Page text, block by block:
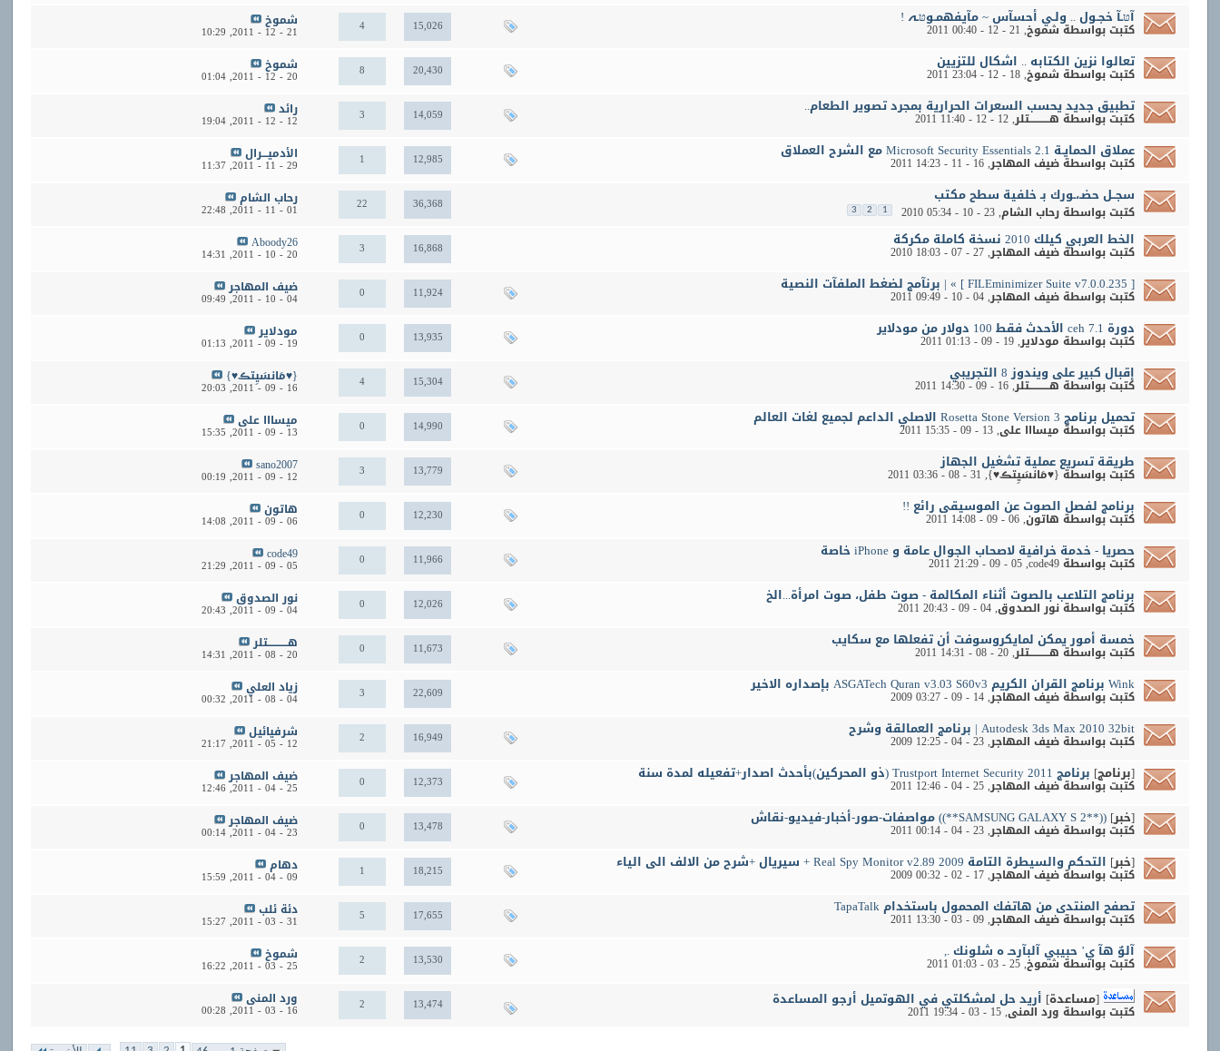
آטּـآ خجـول .. ولـي أحسآس ~ مآيفهمـوטּـﮧ !
كتبت بواسطةشموخ‏, 21 - 12 - 2011 00:40
4 15,026 شموخ
21 - 12 - 2011,
10:29
تعالوا نزين الكتابه .. اشكال للتزيين
كتبت بواسطة شموخ‏, 18 - 12 - 2011 23:04
8 20,430 شموخ
20 - 12 - 2011,
01:04
تطبيق جديد يحسب السعرات الحرارية بمجرد تصوير الطعام..
كتبت بواسطةهـــــــــــتلر‏, 12 - 12 - 2011 11:40
3 14,059 رائد
12 - 12 - 2011,
19:04
عملاق الحمايـة Microsoft Security Essentials 2.1 مع الشرح العملاق
كتبت بواسطةضيف المهاجر‏, 16 - 11 - 2011 14:23
1 12,985 الأدميـــرال
29 - 11 - 2011,
11:37
سجــل حضـ،ـورك بـ خلفية سطح مكتب
كتبت بواسطةرحاب الشام‏, 23 - 10 - 2010 05:34
1
2
3
22 36,368 رحاب الشام
01 - 11 - 2011,
22:48
الخط العربي كيلك 2010 نسخة كاملة مكركة
كتبت بواسطةضيف المهاجر‏, 27 - 07 - 2010 18:03
3 16,868
Aboody26
20 - 10 - 2011,
14:31
[ FILEminimizer Suite v7.0.0.235 ] » | برنآمج لضغط الملفآت النصية
كتبت بواسطةضيف المهاجر‏, 04 - 10 - 2011 09:49
0 11,924 ضيف المهاجر
04 - 10 - 2011,
09:49
دورة ceh 7.1 الأحدث فقط 100 دولار من مودلاير
كتبت بواسطة مودلاير‏, 19 - 09 - 2011 01:13
0 13,935 مودلاير
19 - 09 - 2011,
01:13
إقبال كبير على ويندوز 8 التجريبي
كتبت بواسطةهـــــــــــتلر‏, 16 - 09 - 2011 14:30
4 15,304 {♥مَانسَيِتڪ♥}
16 - 09 - 2011,
20:03
تحميل برنامج Rosetta Stone Version 3 الاصلي الداعم لجميع لغات العالم
كتبت بواسطة ميسااا على‏, 13 - 09 - 2011 15:35
0 14,990 ميسااا على
13 - 09 - 2011,
15:35
طريقة تسريع عملية تشغيل الجهاز
كتبت بواسطة{♥مَانسَيِتڪ♥}‏, 31 - 08 - 2011 03:36
3 13,779
sano2007
12 - 09 - 2011,
00:19
برنامج لفصل الصوت عن الموسيقى رائع !!
كتبت بواسطة هاتون‏, 06 - 09 - 2011 14:08
0 12,230 هاتون
06 - 09 - 2011,
14:08
حصريا - خدمة خرافية لاصحاب الجوال عامة و iPhone خاصة
كتبت بواسطةcode49
‏, 05 - 09 - 2011 21:29
0 11,966
code49
05 - 09 - 2011,
21:29
برنامج التلاعب بالصوت أثناء المكالمة - صوت طفل، صوت امرأة...الخ
كتبت بواسطةنور الصدوق‏, 04 - 09 - 2011 20:43
0 12,026 نور الصدوق
04 - 09 - 2011,
20:43
خمسة أمور يمكن لمايكروسوفت أن تفعلها مع سكايب
كتبت بواسطةهـــــــــــتلر‏, 20 - 08 - 2011 14:31
0 11,673 هـــــــــــتلر
20 - 08 - 2011,
14:31
Wink برنامج القران الكريم ASGATech Quran v3.03 S60v3 بإصداره الاخير
كتبت بواسطةضيف المهاجر‏, 14 - 09 - 2009 03:27
3 22,609 زياد العلي
04 - 08 - 2011,
00:32
Autodesk 3ds Max 2010 32bit | برنامج العمالقة وشرح
كتبت بواسطةضيف المهاجر‏, 23 - 04 - 2009 12:25
2 16,949 شرفيائيل
12 - 05 - 2011,
21:17
[برنامج] برنامج 2011 Trustport Internet Security (ذو المحركين)بأحدث اصدار+تفعيله لمدة سنة
كتبت بواسطةضيف المهاجر‏, 25 - 04 - 2011 12:46
0 12,373 ضيف المهاجر
25 - 04 - 2011,
12:46
[خبر]((**SAMSUNG GALAXY S 2**)) مواصفات-صور-أخبار-فيديو-نقاش
كتبت بواسطةضيف المهاجر‏, 23 - 04 - 2011 00:14
0 13,478 ضيف المهاجر
23 - 04 - 2011,
00:14
[خبر] التحكم والسيطرة التامة Real Spy Monitor v2.89 2009 + سيريال +شرح من الالف الى الياء
كتبت بواسطةضيف المهاجر‏, 17 - 02 - 2009 00:32
1 18,215 دهام
09 - 04 - 2011,
15:59
تصفح المنتدى من هاتفك المحمول باستخدام TapaTalk
كتبت بواسطةضيف المهاجر‏, 09 - 03 - 2011 13:30
5 17,655 دئة ئلب
31 - 03 - 2011,
15:27
آلوٌ هآ ي’ حبيبي آلبآرحـ ه شلونك .,
كتبت بواسطةشموخ‏, 25 - 03 - 2011 01:03
2 13,530 شموخ
25 - 03 - 2011,
16:22
[مساعدة] أريد حل لمشكلتي في الهوتميل أرجو المساعدة
كتبت بواسطة ورد المنى‏, 15 - 03 - 2011 19:34
2 13,474 ورد المنى
16 - 03 - 2011,
00:28